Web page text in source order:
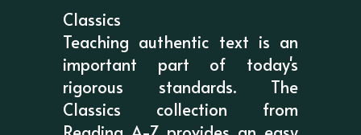
Classics
Teaching authentic text is an
important part of today's
rigorous standards. The
Classics collection from